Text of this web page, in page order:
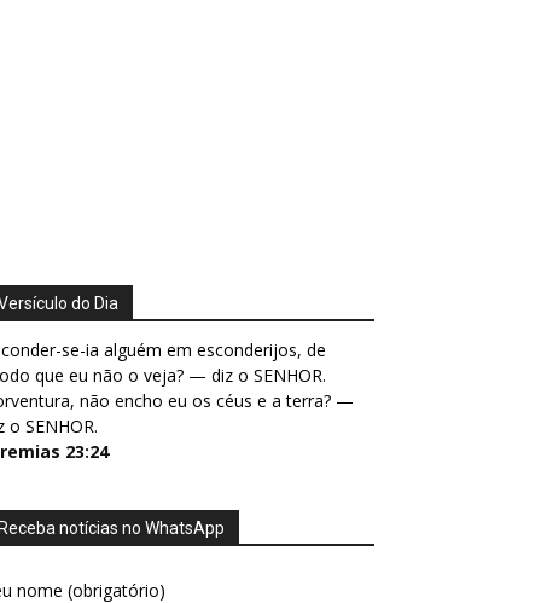
do Dia
se-ia alguém em esconderijos, de
que eu não o veja? — diz o SENHOR.
não encho eu os céus e a terra? —
o SENHOR.
23:24
Receba notícias no WhatsApp
nome (obrigatório)